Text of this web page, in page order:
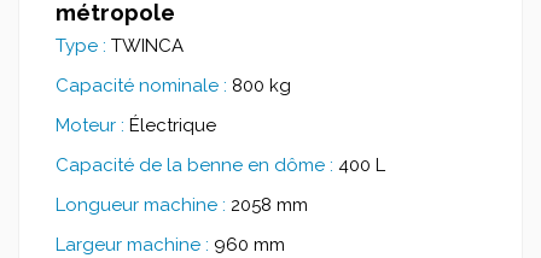
métropole
Type : TWINCA
Capacité nominale : 800 kg
Moteur : Électrique
Capacité de la benne en dôme : 400 L
Longueur machine : 2058 mm
Largeur machine : 960 mm